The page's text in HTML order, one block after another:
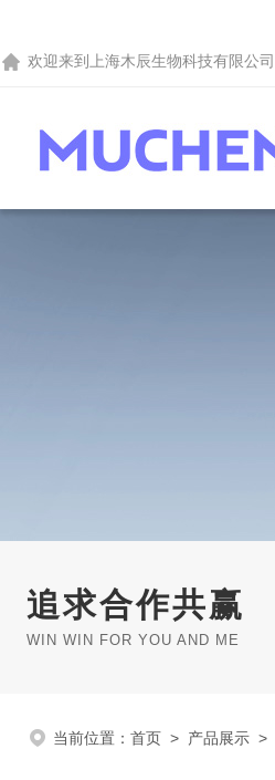
欢迎来到 上海木辰生物科技有限公司
追求合作共赢
WIN WIN FOR YOU AND ME
当前位置： 首页 > 产品展示 >